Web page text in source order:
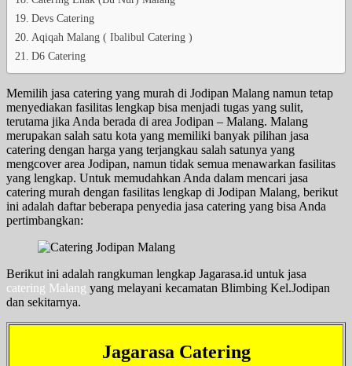
Devs Catering
Aqiqah Malang ( Ibalibul Catering )
D6 Catering
Memilih jasa catering yang murah di Jodipan Malang namun tetap
menyediakan fasilitas lengkap bisa menjadi tugas yang sulit,
terutama jika Anda berada di area Jodipan – Malang. Malang
merupakan salah satu kota yang memiliki banyak pilihan jasa
catering dengan harga yang terjangkau salah satunya yang
mengcover area Jodipan, namun tidak semua menawarkan fasilitas
yang lengkap. Untuk memudahkan Anda dalam mencari jasa
catering murah dengan fasilitas lengkap di Jodipan Malang, berikut
ini adalah daftar beberapa penyedia jasa catering yang bisa Anda
pertimbangkan:
Berikut ini adalah rangkuman lengkap Jagarasa.id untuk jasa
catering Malang yang melayani kecamatan Blimbing Kel.Jodipan
dan sekitarnya.
Jagarasa Catering